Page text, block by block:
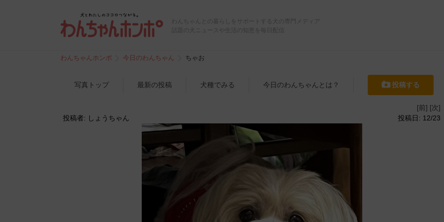
わんちゃんとの暮らしをサポートする犬の専門メディア
話題の犬ニュースや生活の知恵を毎日配信
わんちゃんホンポ 今日のわんちゃん ちゃお
写真トップ 最新の投稿 犬種でみる 今日のわんちゃんとは？ 投稿する
[前] [次]
投稿者: しょうちゃん
投稿日: 12/23